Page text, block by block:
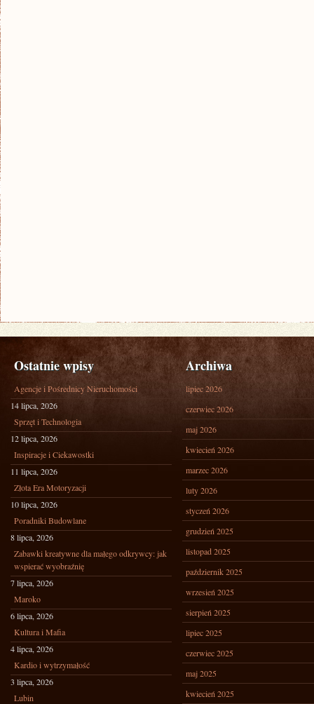
Ostatnie wpisy
Agencje i Pośrednicy Nieruchomości
14 lipca, 2026
Sprzęt i Technologia
12 lipca, 2026
Inspiracje i Ciekawostki
11 lipca, 2026
Złota Era Motoryzacji
10 lipca, 2026
Poradniki Budowlane
8 lipca, 2026
Zabawki kreatywne dla małego odkrywcy: jak
wspierać wyobraźnię
7 lipca, 2026
Maroko
6 lipca, 2026
Kultura i Mafia
4 lipca, 2026
Kardio i wytrzymałość
3 lipca, 2026
Lubin
Archiwa
lipiec 2026
czerwiec 2026
maj 2026
kwiecień 2026
marzec 2026
luty 2026
styczeń 2026
grudzień 2025
listopad 2025
październik 2025
wrzesień 2025
sierpień 2025
lipiec 2025
czerwiec 2025
maj 2025
kwiecień 2025